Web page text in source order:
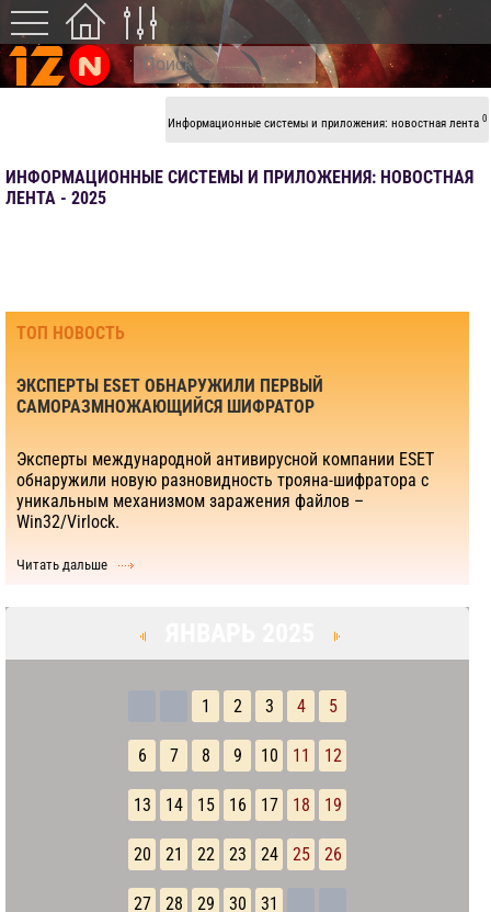
Информационные системы и приложения: новостная лента 0
ИНФОРМАЦИОННЫЕ СИСТЕМЫ И ПРИЛОЖЕНИЯ: НОВОСТНАЯ
ЛЕНТА - 2025
ТОП НОВОСТЬ
ЭКСПЕРТЫ ESET ОБНАРУЖИЛИ ПЕРВЫЙ
САМОРАЗМНОЖАЮЩИЙСЯ ШИФРАТОР
Эксперты международной антивирусной компании ESET
обнаружили новую разновидность трояна-шифратора с
уникальным механизмом заражения файлов –
Win32/Virlock.
Читать дальше
1 2 3 4 5
6 7 8 9 10 11 12
13 14 15 16 17 18 19
20 21 22 23 24 25 26
27 28 29 30 31